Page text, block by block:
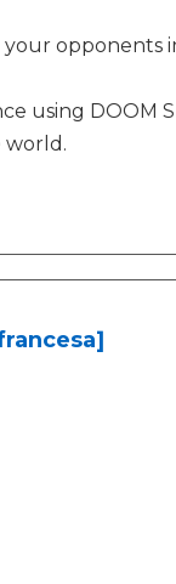
opponents
using DOOM
world.